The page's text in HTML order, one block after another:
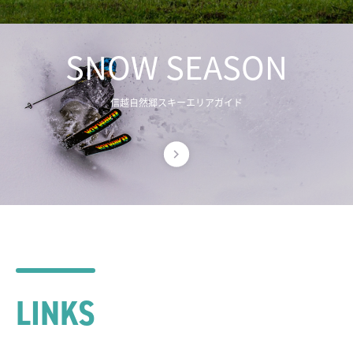
SNOW SEASON
信越自然郷スキーエリアガイド
LINKS